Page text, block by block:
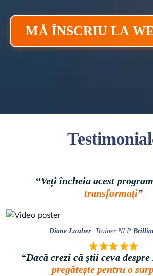
MĂ ÎNSCRIU LA
“Veți încheia acest program
transformați”
Diane Lauher- Trainer NLP
“Dacă crezi că știi ceva
pregătește pentru o